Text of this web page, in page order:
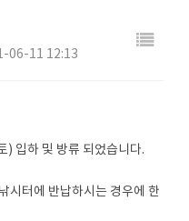
06-11 12:13
입하 및 방류 되었습니다.
시터에 반납하시는 경우에 한